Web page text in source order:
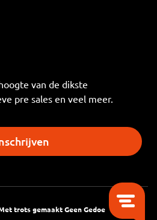
van de dikste
pre sales en veel meer.
trots gemaaktGeen Gedoe